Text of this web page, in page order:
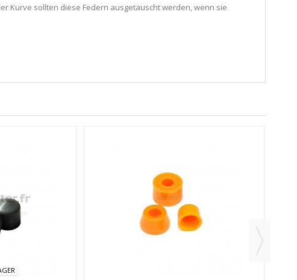
Kurve sollten diese Federn ausgetauscht werden, wenn sie